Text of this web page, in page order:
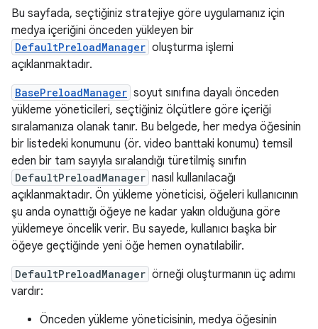
Bu sayfada, seçtiğiniz stratejiye göre uygulamanız için
medya içeriğini önceden yükleyen bir
DefaultPreloadManager oluşturma işlemi
açıklanmaktadır.
BasePreloadManager soyut sınıfına dayalı önceden
yükleme yöneticileri, seçtiğiniz ölçütlere göre içeriği
sıralamanıza olanak tanır. Bu belgede, her medya öğesinin
bir listedeki konumunu (ör. video banttaki konumu) temsil
eden bir tam sayıyla sıralandığı türetilmiş sınıfın
DefaultPreloadManager nasıl kullanılacağı
açıklanmaktadır. Ön yükleme yöneticisi, öğeleri kullanıcının
şu anda oynattığı öğeye ne kadar yakın olduğuna göre
yüklemeye öncelik verir. Bu sayede, kullanıcı başka bir
öğeye geçtiğinde yeni öğe hemen oynatılabilir.
DefaultPreloadManager örneği oluşturmanın üç adımı
vardır:
Önceden yükleme yöneticisinin, medya öğesinin